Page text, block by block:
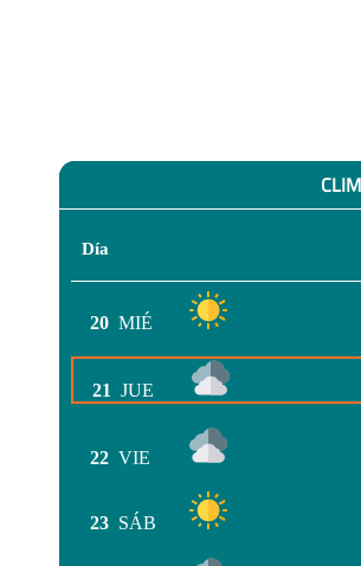
Día
20 MIÉ
21 JUE
22 VIE
23 SÁB